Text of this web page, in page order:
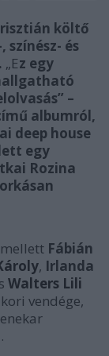
költő
színész- és
„Ez egy
–
albumról,
deep house
egy
Rozina
Fábián
, Irlanda
Walters Lili
vendége,